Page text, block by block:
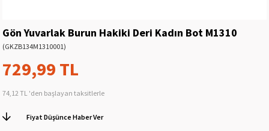
Gön Yuvarlak Burun Hakiki Deri Kadın Bot M1310
(GKZB134M1310001)
729,99 TL
74,12 TL 'den başlayan taksitlerle
Fiyat Düşünce Haber Ver